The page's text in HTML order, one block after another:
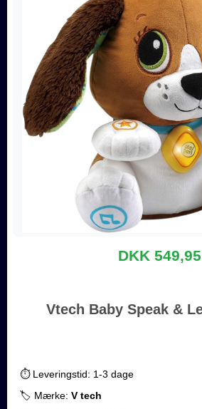
DKK 549,95
Vtech Baby Speak &
⏱️ Leveringstid: 1-3 dage
🏷️ Mærke: V tech